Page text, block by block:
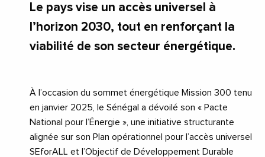
Le pays vise un accès universel à
l’horizon 2030, tout en renforçant la
viabilité de son secteur énergétique.
À l’occasion du sommet énergétique Mission 300 tenu
en janvier 2025, le Sénégal a dévoilé son « Pacte
National pour l’Énergie », une initiative structurante
alignée sur son Plan opérationnel pour l’accès universel
SEforALL et l’Objectif de Développement Durable